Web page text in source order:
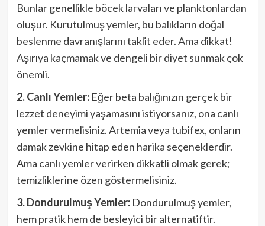
Bunlar genellikle böcek larvaları ve planktonlardan
oluşur. Kurutulmuş yemler, bu balıkların doğal
beslenme davranışlarını taklit eder. Ama dikkat!
Aşırıya kaçmamak ve dengeli bir diyet sunmak çok
önemli.
2. Canlı Yemler:Eğer beta balığınızın gerçek bir
lezzet deneyimi yaşamasını istiyorsanız, ona canlı
yemler vermelisiniz. Artemia veya tubifex, onların
damak zevkine hitap eden harika seçeneklerdir.
Ama canlı yemler verirken dikkatli olmak gerek;
temizliklerine özen göstermelisiniz.
3. Dondurulmuş Yemler:Dondurulmuş yemler,
hem pratik hem de besleyici bir alternatiftir.